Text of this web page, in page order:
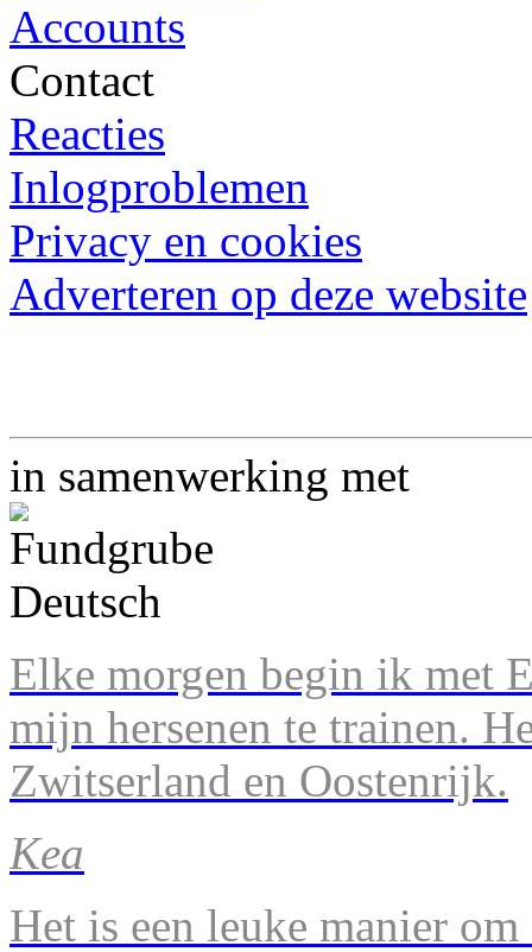
Accounts
Contact
Reacties
Inlogproblemen
Privacy en cookies
Adverteren op deze website
in samenwerking met
Elke morgen begin ik met
mijn hersenen te trainen.
Zwitserland en Oostenrijk.
Kea
Het is een leuke manier